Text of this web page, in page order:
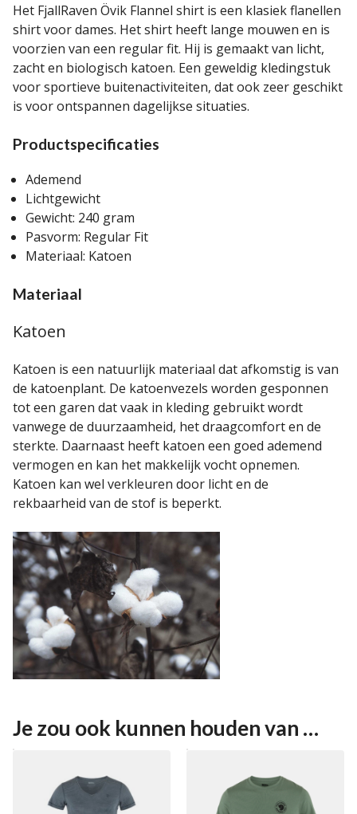
Het FjallRaven Övik Flannel shirt is een klasiek flanellen
shirt voor dames. Het shirt heeft lange mouwen en is
voorzien van een regular fit. Hij is gemaakt van licht,
zacht en biologisch katoen. Een geweldig kledingstuk
voor sportieve buitenactiviteiten, dat ook zeer geschikt
is voor ontspannen dagelijkse situaties.
Productspecificaties
Ademend
Lichtgewicht
Gewicht: 240 gram
Pasvorm: Regular Fit
Materiaal: Katoen
Materiaal
Katoen
Katoen is een natuurlijk materiaal dat afkomstig is van
de katoenplant. De katoenvezels worden gesponnen
tot een garen dat vaak in kleding gebruikt wordt
vanwege de duurzaamheid, het draagcomfort en de
sterkte. Daarnaast heeft katoen een goed ademend
vermogen en kan het makkelijk vocht opnemen.
Katoen kan wel verkleuren door licht en de
rekbaarheid van de stof is beperkt.
Je zou ook kunnen houden van …